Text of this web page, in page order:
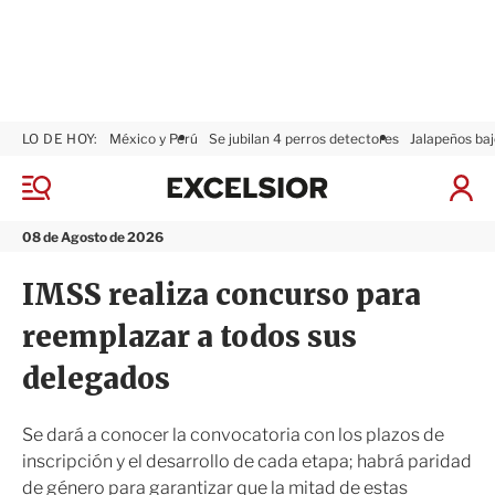
M
n
08 de Agosto de 2026
LO DE HOY: México y Perú Se jubilan 4 perros detectores Jalapeños
I
x
i
r
IMSS realiza concurso para
reemplazar a todos sus
delegados
Se dará a conocer la convocatoria con los plazos de
inscripción y el desarrollo de cada etapa; habrá paridad
de género para garantizar que la mitad de estas